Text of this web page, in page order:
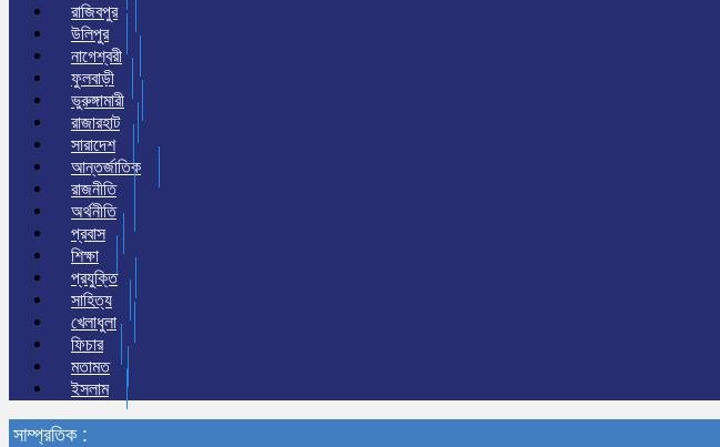
রাজিবপুর
উলিপুর
নাগেশ্বরী
ফুলবাড়ী
ভুরুঙ্গামারী
রাজারহাট
সারাদেশ
আন্তর্জাতিক
রাজনীতি
অর্থনীতি
প্রবাস
শিক্ষা
প্রযুক্তি
সাহিত্য
খেলাধুলা
ফিচার
মতামত
ইসলাম
সাম্প্রতিক :